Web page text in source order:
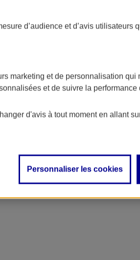
d’audience et d’avis utilisateurs
marketing et de personnalisation qui
et de suivre la performance
d'avis à tout moment en allant
Personnaliser les cookies